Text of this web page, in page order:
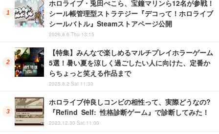
ホロライブ・兎田ぺこら、宝鐘マリンら12名が参戦！
シール帳管理型ストラテジー『デコって！ホロライブ
シールバトル』Steamストアページ公開
2026.8.6 Thu 13:15
【特集】みんなで楽しめるマルチプレイホラーゲーム
5選！暑い夏を涼しく過ごしたい人に向けた、定番か
らちょっと笑える作品まで
2025.8.2 Sat 11:30
ホロライブ仲良しコンビの相性って、実際どうなの?
『Refind Self: 性格診断ゲーム』で診断してみた！
2023.12.30 Sat 11:00